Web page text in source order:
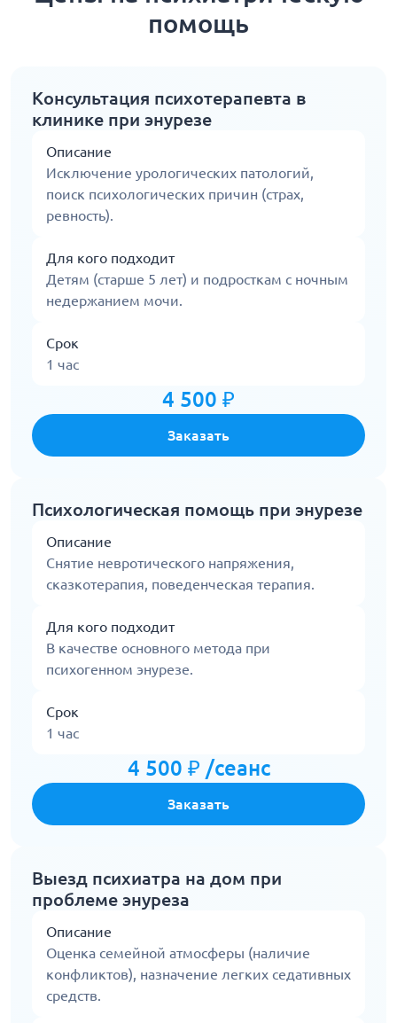
помощь
Консультация психотерапевта в
клинике при энурезе
Описание
Исключение урологических патологий,
поиск психологических причин (страх,
ревность).
Для кого подходит
Детям (старше 5 лет) и подросткам с ночным
недержанием мочи.
Срок
1 час
4 500 ₽
Заказать
Психологическая помощь при энурезе
Описание
Снятие невротического напряжения,
сказкотерапия, поведенческая терапия.
Для кого подходит
В качестве основного метода при
психогенном энурезе.
Срок
1 час
4 500 ₽ /сеанс
Заказать
Выезд психиатра на дом при
проблеме энуреза
Описание
Оценка семейной атмосферы (наличие
конфликтов), назначение легких седативных
средств.